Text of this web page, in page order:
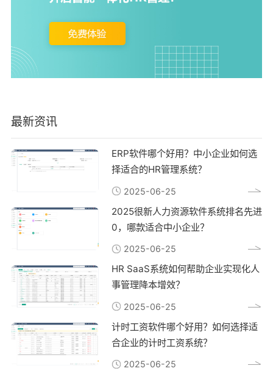
最新资讯
ERP软件哪个好用？中小企业如何选
择适合的HR管理系统？
2025-06-25
2025很新人力资源软件系统排名先进
0，哪款适合中小企业？
2025-06-25
HR SaaS系统如何帮助企业实现化人
事管理降本增效？
2025-06-25
计时工资软件哪个好用？如何选择适
合企业的计时工资系统？
2025-06-25